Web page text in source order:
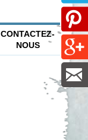
CONTACTEZ-
NOUS